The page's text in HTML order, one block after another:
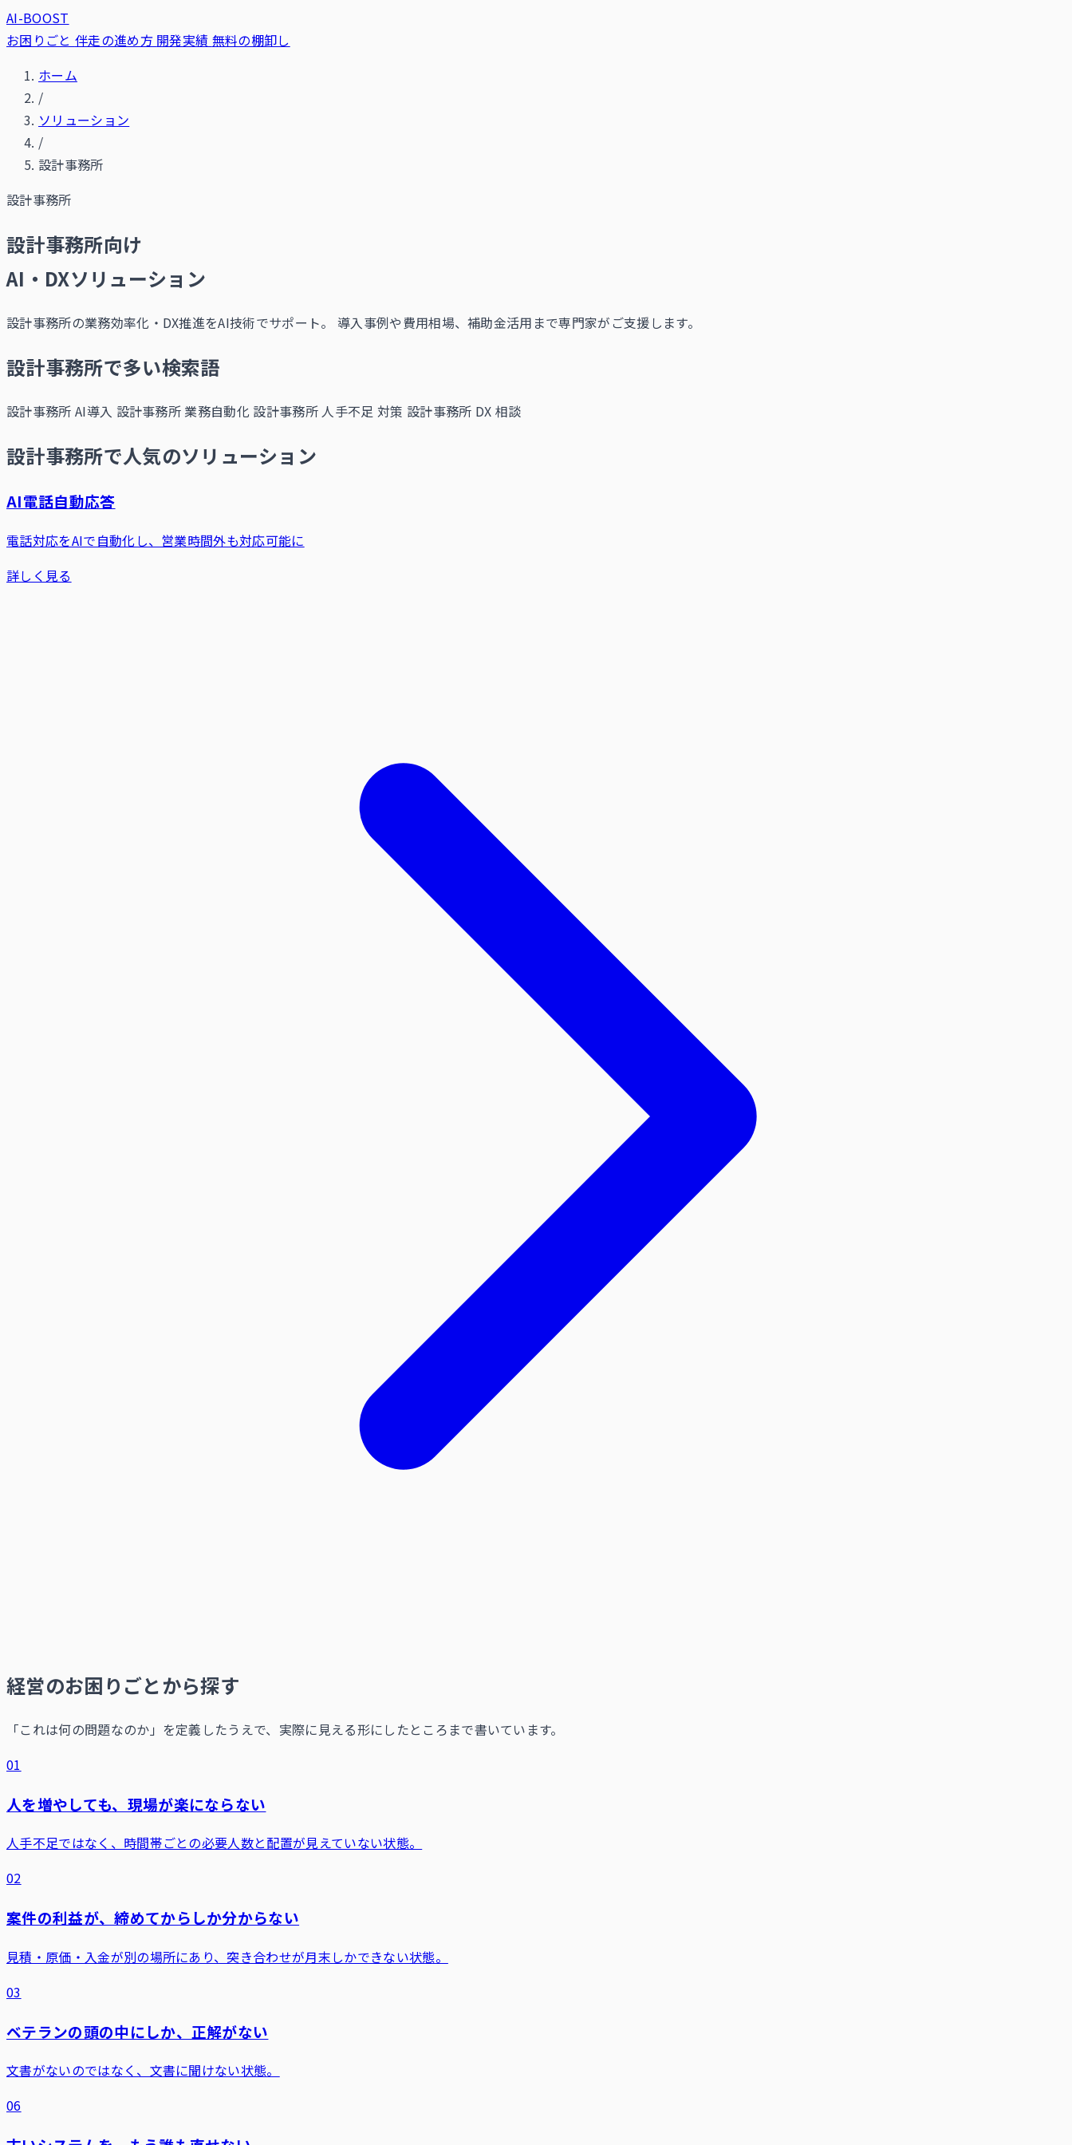
AI-BOOST
お困りごと 伴走の進め方 開発実績 無料の棚卸し
ホーム
/
ソリューション
/
設計事務所
設計事務所
設計事務所向け
AI・DXソリューション
設計事務所の業務効率化・DX推進をAI技術でサポート。 導入事例や費用相場、補助金活用まで専門家がご支援します。
設計事務所で多い検索語
設計事務所 AI導入 設計事務所 業務自動化 設計事務所 人手不足 対策 設計事務所 DX 相談
設計事務所で人気のソリューション
AI電話自動応答
電話対応をAIで自動化し、営業時間外も対応可能に
詳しく見る
経営のお困りごとから探す
「これは何の問題なのか」を定義したうえで、実際に見える形にしたところまで書いています。
01
人を増やしても、現場が楽にならない
人手不足ではなく、時間帯ごとの必要人数と配置が見えていない状態。
02
案件の利益が、締めてからしか分からない
見積・原価・入金が別の場所にあり、突き合わせが月末しかできない状態。
03
ベテランの頭の中にしか、正解がない
文書がないのではなく、文書に聞けない状態。
06